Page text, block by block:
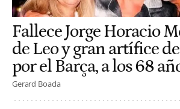
Fallece Jorge Horacio
de Leo y gran artífice
por el Barça, a los 68
Gerard Boada